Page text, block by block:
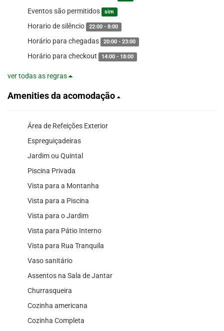
Eventos são permitidos sim
Horario de silêncio 22:00 - 8:00
Horário para chegadas 20:00 - 23:00
Horário para checkout 14:00 - 18:00
ver todas as regras
Amenities da acomodação
Área de Refeições Exterior
Espreguiçadeiras
Jardim ou Quintal
Piscina Privada
Vista para a Montanha
Vista para a Piscina
Vista para o Jardim
Vista para Pátio Interno
Vista para Rua Tranquila
Vaso sanitário
Assentos na Sala de Jantar
Churrasqueira
Cozinha americana
Cozinha Completa